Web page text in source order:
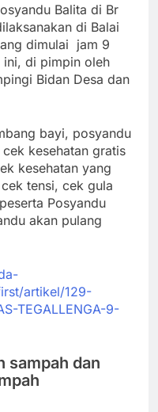
Balita di Br
di Balai
dimulai jam 9
ini, di pimpin oleh
Bidan Desa dan
bayi, posyandu
kesehatan gratis
kesehatan yang
tensi, cek gula
Posyandu
akan pulang
artikel/129-
TEGALLENGA-9-
sampah dan